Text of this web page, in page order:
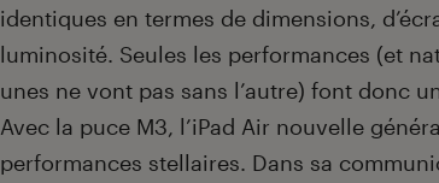
identiques en termes de dimensions,
luminosité. Seules les performances (et
unes ne vont pas sans l’autre) font donc
Avec la puce M3, l’iPad Air nouvelle
performances stellaires. Dans sa